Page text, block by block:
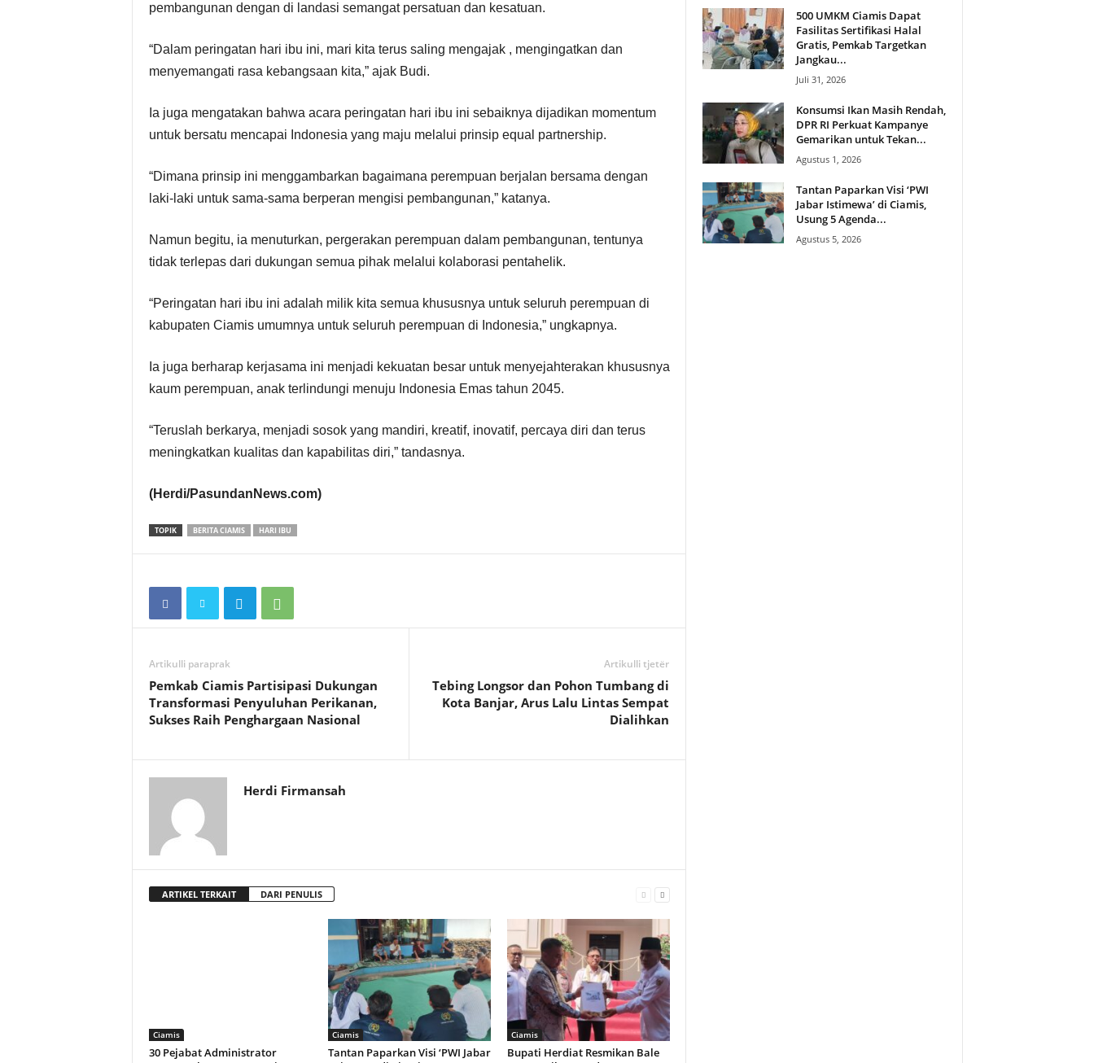
pembangunan dengan di landasi semangat persatuan dan kesatuan.
“Dalam peringatan hari ibu ini, mari kita terus saling mengajak , mengingatkan dan
menyemangati rasa kebangsaan kita,” ajak Budi.
Ia juga mengatakan bahwa acara peringatan hari ibu ini sebaiknya dijadikan momentum
untuk bersatu mencapai Indonesia yang maju melalui prinsip equal partnership.
“Dimana prinsip ini menggambarkan bagaimana perempuan berjalan bersama dengan
laki-laki untuk sama-sama berperan mengisi pembangunan,” katanya.
Namun begitu, ia menuturkan, pergerakan perempuan dalam pembangunan, tentunya
tidak terlepas dari dukungan semua pihak melalui kolaborasi pentahelik.
“Peringatan hari ibu ini adalah milik kita semua khususnya untuk seluruh perempuan di
kabupaten Ciamis umumnya untuk seluruh perempuan di Indonesia,” ungkapnya.
Ia juga berharap kerjasama ini menjadi kekuatan besar untuk menyejahterakan khususnya
kaum perempuan, anak terlindungi menuju Indonesia Emas tahun 2045.
“Teruslah berkarya, menjadi sosok yang mandiri, kreatif, inovatif, percaya diri dan terus
meningkatkan kualitas dan kapabilitas diri,” tandasnya.
(Herdi/PasundanNews.com)
TOPIK BERITA CIAMIS HARI IBU
Artikulli paraprak
Pemkab Ciamis Partisipasi Dukungan
Transformasi Penyuluhan Perikanan,
Sukses Raih Penghargaan Nasional
Artikulli tjetër
Tebing Longsor dan Pohon Tumbang di
Kota Banjar, Arus Lalu Lintas Sempat
Dialihkan
Herdi Firmansah
ARTIKEL TERKAIT DARI PENULIS
Ciamis
30 Pejabat Administrator
Ciamis
Tantan Paparkan Visi ‘PWI Jabar
Ciamis
Bupati Herdiat Resmikan Bale
500 UMKM Ciamis Dapat
Fasilitas Sertifikasi Halal
Gratis, Pemkab Targetkan
Jangkau...
Juli 31, 2026
Konsumsi Ikan Masih Rendah,
DPR RI Perkuat Kampanye
Gemarikan untuk Tekan...
Agustus 1, 2026
Tantan Paparkan Visi ‘PWI
Jabar Istimewa’ di Ciamis,
Usung 5 Agenda...
Agustus 5, 2026